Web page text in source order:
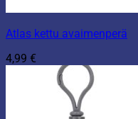
Atlas kettu avaimenperä
4,99 €